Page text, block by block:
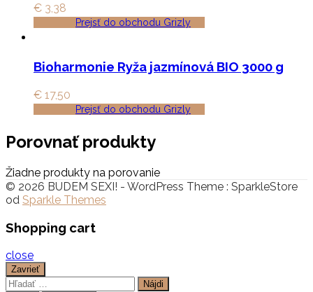
€ 3,38
Prejsť do obchodu Grizly
Bioharmonie Ryža jazmínová BIO 3000 g
€ 17,50
Prejsť do obchodu Grizly
Porovnať produkty
Žiadne produkty na porovanie
© 2026 BUDEM SEXI! - WordPress Theme : SparkleStore
od Sparkle Themes
Shopping cart
close
Zavrieť
Hľadať: